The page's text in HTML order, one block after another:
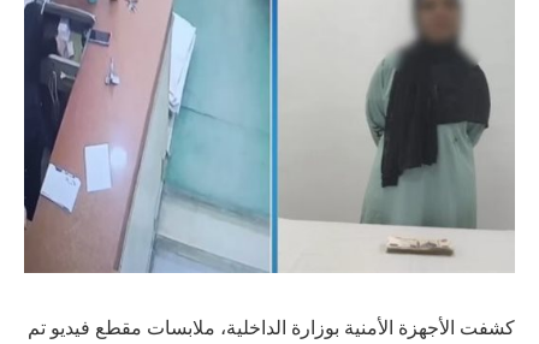
كشفت الأجهزة الأمنية بوزارة الداخلية، ملابسات مقطع فيديو تم